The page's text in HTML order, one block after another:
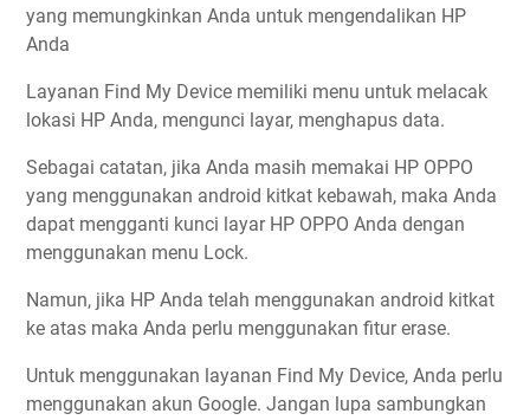
yang memungkinkan Anda untuk mengendalikan HP
Anda
Layanan Find My Device memiliki menu untuk melacak
lokasi HP Anda, mengunci layar, menghapus data.
Sebagai catatan, jika Anda masih memakai HP OPPO
yang menggunakan android kitkat kebawah, maka Anda
dapat mengganti kunci layar HP OPPO Anda dengan
menggunakan menu Lock.
Namun, jika HP Anda telah menggunakan android kitkat
ke atas maka Anda perlu menggunakan fitur erase.
Untuk menggunakan layanan Find My Device, Anda perlu
menggunakan akun Google. Jangan lupa sambungkan